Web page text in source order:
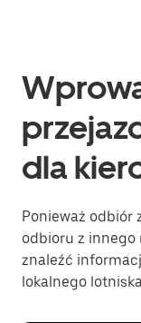
dla
Ponieważ odbiór
odbioru z innego
znaleźć
lokalnego